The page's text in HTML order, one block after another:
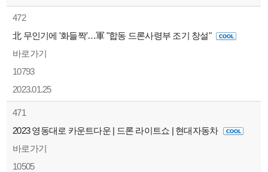
472
北 무인기에 '화들짝'…軍 "합동 드론사령부 조기 창설"
바로가기
10793
2023.01.25
471
2023 영동대로 카운트다운 | 드론 라이트쇼 | 현대자동차
바로가기
10505